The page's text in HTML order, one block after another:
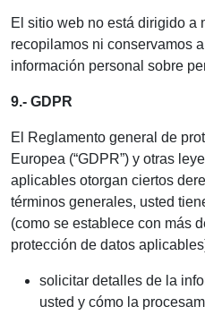
El sitio web no está dirigido a
recopilamos ni conservamos
información personal sobre
9.- GDPR
El Reglamento general de
Europea (“GDPR”) y otras
aplicables otorgan ciertos
términos generales, usted
(como se establece con más
protección de datos
solicitar detalles de la
usted y cómo la